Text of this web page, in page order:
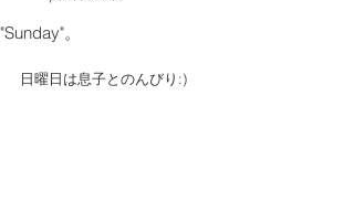
"Sunday"。
日曜日は息子とのんびり:)